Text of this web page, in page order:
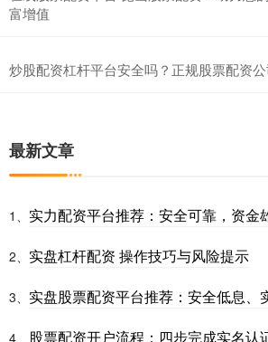
富增值
炒股配资杠杆平台安全吗？正规股票配资
最新文章
1、 实力配资平台推荐：安全可靠，资金
2、 实盘杠杆配资 操作技巧与风险提示
3、 实盘股票配资平台推荐：安全低息、
4、 股票配资开户流程：四步完成实名认